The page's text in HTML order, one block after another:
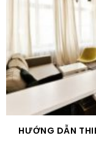
HƯỚNG DẪN